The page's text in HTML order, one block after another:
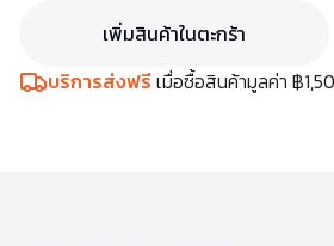
เพิ่มสินค้าในตะกร้า
บริการส่งฟรีเมื่อซื้อสินค้ามูลค่า ฿